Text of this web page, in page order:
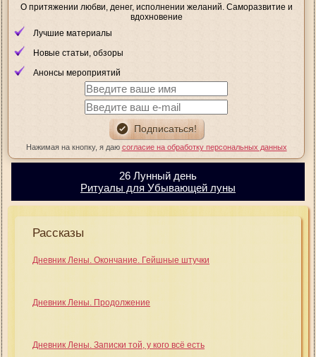
О притяжении любви, денег, исполнении желаний. Саморазвитие и
вдохновение
Лучшие материалы
Новые статьи, обзоры
Анонсы мероприятий
Нажимая на кнопку, я даю согласие на обработку персональных данных
26 Лунный день
Ритуалы для Убывающей луны
Рассказы
Дневник Лены. Окончание. Гейшные штучки
Дневник Лены. Продолжение
Дневник Лены. Записки той, у кого всё есть